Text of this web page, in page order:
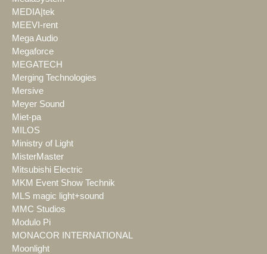
MEDIA|tek
MEEVI-rent
Mega Audio
Megaforce
MEGATECH
Merging Technologies
Mersive
Meyer Sound
Miet-pa
MILOS
Ministry of Light
MisterMaster
Mitsubishi Electric
MKM Event Show Technik
MLS magic light+sound
MMC Studios
Modulo Pi
MONACOR INTERNATIONAL
Moonlight